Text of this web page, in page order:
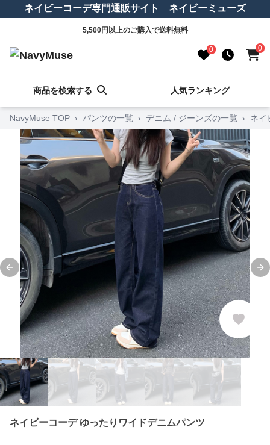
ネイビーコーデ専門通販サイト ネイビーミューズ
5,500円以上のご購入で送料無料
0 0
商品を検索する 人気ランキング
NavyMuse TOP › パンツの一覧 › デニム / ジーンズの一覧 › ネイ
Previous slide
ネイビーコーデ ゆったりワイドデニムパンツ